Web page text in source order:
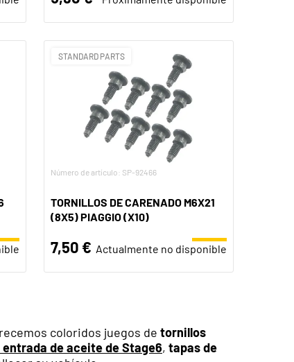
STANDARD PARTS
Número de artículo: SP-92466
TORNILLOS DE CARENADO M6X21
(8X5) PIAGGIO (X10)
7,50 € Actualmente no disponible
coloridos juegos de tornillos
de aceitedeStage6, tapas de